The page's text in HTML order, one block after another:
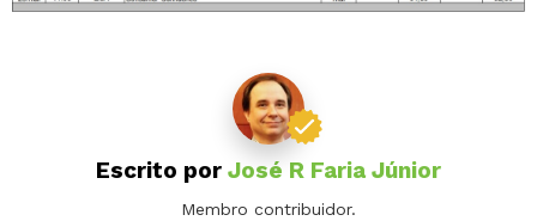
Escrito por José R Faria Júnior
Membro contribuidor.